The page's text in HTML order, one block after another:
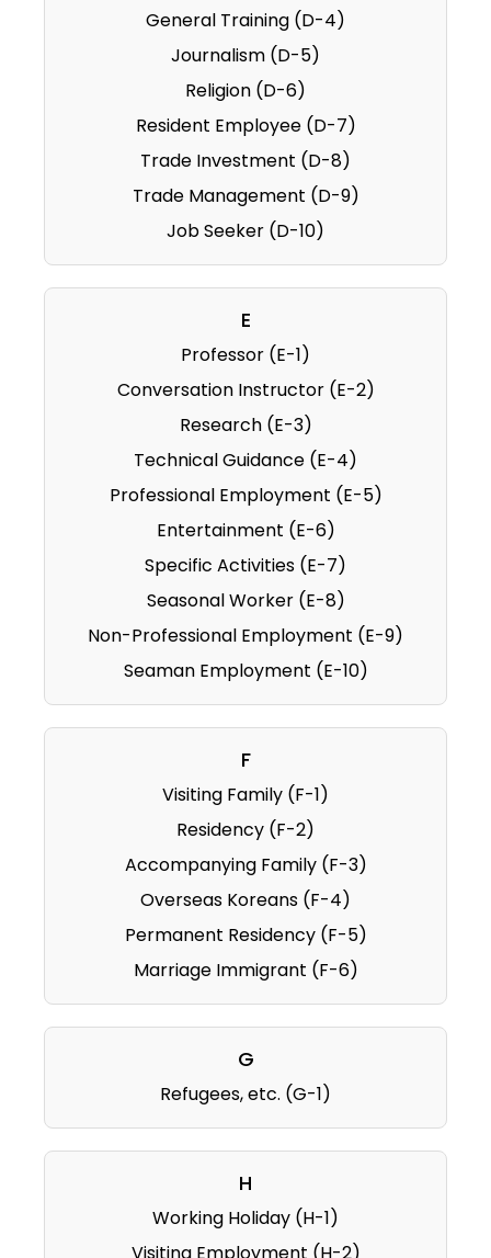
General Training (D-4)
Journalism (D-5)
Religion (D-6)
Resident Employee (D-7)
Trade Investment (D-8)
Trade Management (D-9)
Job Seeker (D-10)
E
Professor (E-1)
Conversation Instructor (E-2)
Research (E-3)
Technical Guidance (E-4)
Professional Employment (E-5)
Entertainment (E-6)
Specific Activities (E-7)
Seasonal Worker (E-8)
Non-Professional Employment (E-9)
Seaman Employment (E-10)
F
Visiting Family (F-1)
Residency (F-2)
Accompanying Family (F-3)
Overseas Koreans (F-4)
Permanent Residency (F-5)
Marriage Immigrant (F-6)
G
Refugees, etc. (G-1)
H
Working Holiday (H-1)